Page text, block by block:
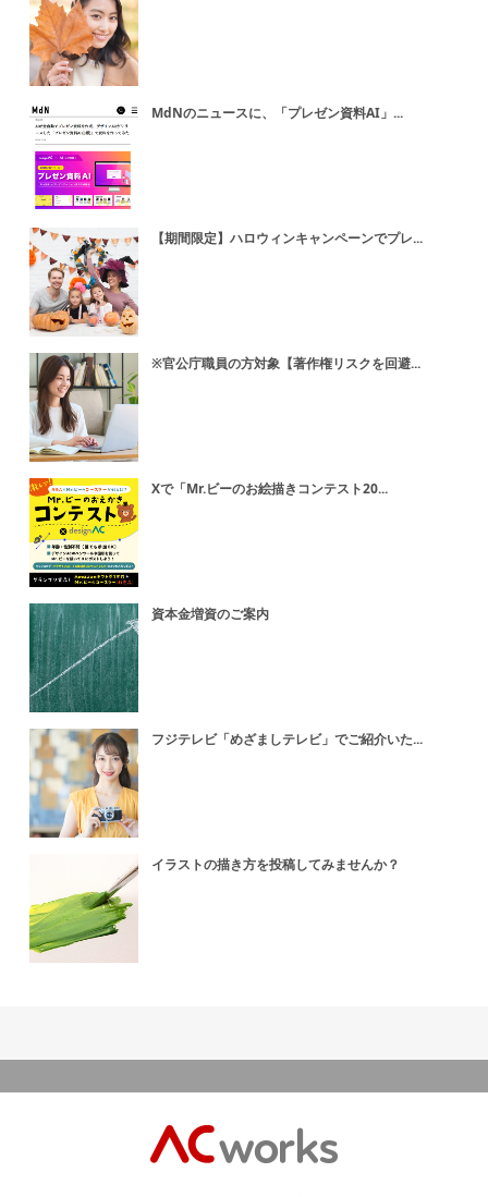
MdNのニュースに、「プレゼン資料AI」...
【期間限定】ハロウィンキャンペーンでプレ...
※官公庁職員の方対象【著作権リスクを回避...
Xで「Mr.ビーのお絵描きコンテスト20...
資本金増資のご案内
フジテレビ「めざましテレビ」でご紹介いた...
イラストの描き方を投稿してみませんか？